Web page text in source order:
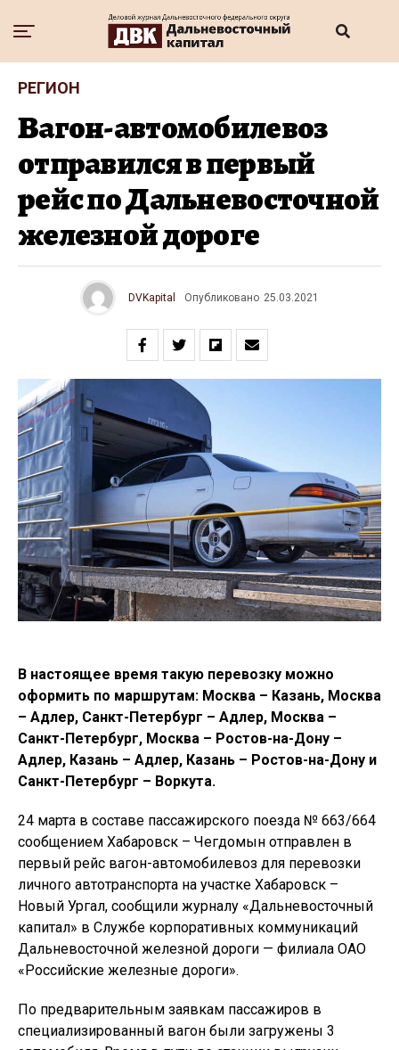
РЕГИОН
Вагон-автомобилевоз
отправился в первый
рейс по Дальневосточной
железной дороге
DVKapital Опубликовано 25.03.2021
В настоящее время такую перевозку можно
оформить по маршрутам: Москва – Казань, Москва
– Адлер, Санкт-Петербург – Адлер, Москва –
Санкт-Петербург, Москва – Ростов-на-Дону –
Адлер, Казань – Адлер, Казань – Ростов-на-Дону и
Санкт-Петербург – Воркута.
24 марта в составе пассажирского поезда № 663/664
сообщением Хабаровск – Чегдомын отправлен в
первый рейс вагон-автомобилевоз для перевозки
личного автотранспорта на участке Хабаровск –
Новый Ургал, сообщили журналу «Дальневосточный
капитал» в Службе корпоративных коммуникаций
Дальневосточной железной дороги — филиала ОАО
«Российские железные дороги».
По предварительным заявкам пассажиров в
специализированный вагон были загружены 3